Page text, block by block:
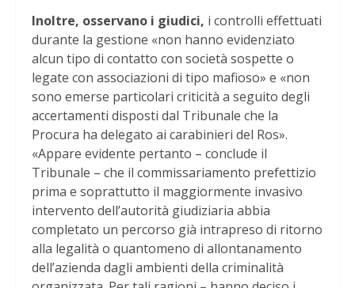
Inoltre, osservano i giudici, i controlli effettuati
durante la gestione «non hanno evidenziato
alcun tipo di contatto con società sospette o
legate con associazioni di tipo mafioso» e «non
sono emerse particolari criticità a seguito degli
accertamenti disposti dal Tribunale che la
Procura ha delegato ai carabinieri del Ros».
«Appare evidente pertanto – conclude il
Tribunale – che il commissariamento prefettizio
prima e soprattutto il maggiormente invasivo
intervento dell’autorità giudiziaria abbia
completato un percorso già intrapreso di ritorno
alla legalità o quantomeno di allontanamento
dell’azienda dagli ambienti della criminalità